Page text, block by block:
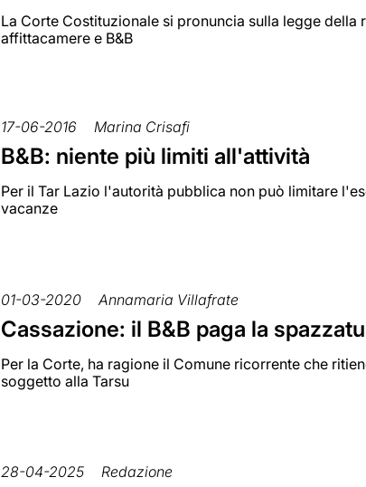
La Corte Costituzionale si pronuncia sulla legge
affittacamere e B&B
17-06-2016 Marina Crisafi
B&B: niente più limiti all'attività
Per il Tar Lazio l'autorità pubblica non può limitare
vacanze
01-03-2020 Annamaria Villafrate
Cassazione: il B&B paga la
Per la Corte, ha ragione il Comune ricorrente che
soggetto alla Tarsu
28-04-2025 Redazione